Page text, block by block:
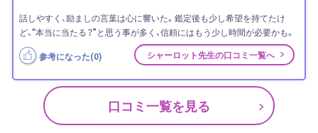
話しやすく、励ましの言葉は心に響いた。鑑定後も少し希望を持てたけ
ど、“本当に当たる？”と思う事が多く、信頼にはもう少し時間が必要かも。
参考になった(0) シャーロット先生の口コミ一覧へ
口コミ一覧を見る